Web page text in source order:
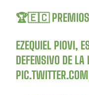
🏆🇪🇨 PREMIOS
EZEQUIEL PIOVI,
DEFENSIVO DE